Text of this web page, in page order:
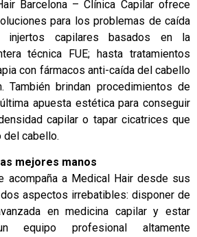
Barcelona – Clínica Capilarofrece
para los problemas de caída
injertos capilares basados en la
técnica FUE; hasta tratamientos
con fármacos anti-caída del cabello
También brindan procedimientos de
apuesta estética para conseguir
capilar o tapar cicatrices que
del cabello.
mejores manos
acompaña a Medical Hair desde sus
aspectos irrebatibles: disponer de
en medicina capilar y estar
equipo profesional altamente